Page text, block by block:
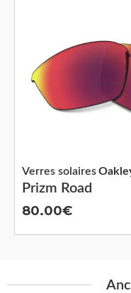
Prizm Road
Verres solaires
80.00